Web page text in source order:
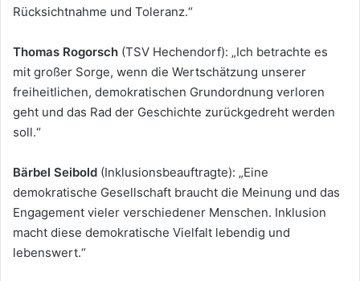
Rücksichtnahme und Toleranz.“
Thomas Rogorsch (TSV Hechendorf): „Ich betrachte es
mit großer Sorge, wenn die Wertschätzung unserer
freiheitlichen, demokratischen Grundordnung verloren
geht und das Rad der Geschichte zurückgedreht werden
soll.“
Bärbel Seibold (Inklusionsbeauftragte): „Eine
demokratische Gesellschaft braucht die Meinung und das
Engagement vieler verschiedener Menschen. Inklusion
macht diese demokratische Vielfalt lebendig und
lebenswert.“